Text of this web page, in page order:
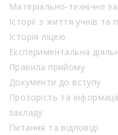
Матеріально-технічне
Історії з життя учнів та
Історія ліцею
Експериментальна
Правила прийому
Документи до вступу
Прозорість та
закладу
Питання та відповіді